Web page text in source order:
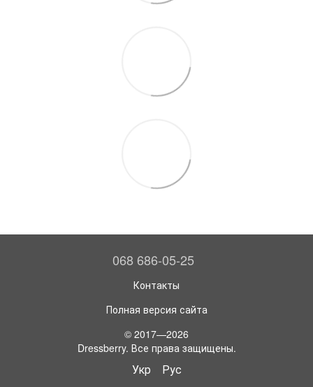
068 686-05-25
Контакты
Полная версия сайта
© 2017—2026
Dressberry. Все права защищены.
Укр Рус